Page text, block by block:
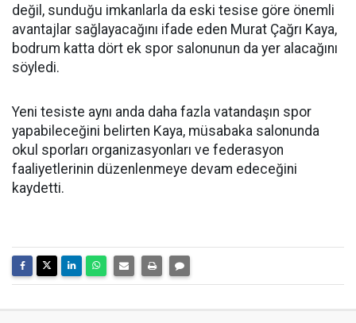
değil, sunduğu imkanlarla da eski tesise göre önemli
avantajlar sağlayacağını ifade eden Murat Çağrı Kaya,
bodrum katta dört ek spor salonunun da yer alacağını
söyledi.
Yeni tesiste aynı anda daha fazla vatandaşın spor
yapabileceğini belirten Kaya, müsabaka salonunda
okul sporları organizasyonları ve federasyon
faaliyetlerinin düzenlenmeye devam edeceğini
kaydetti.